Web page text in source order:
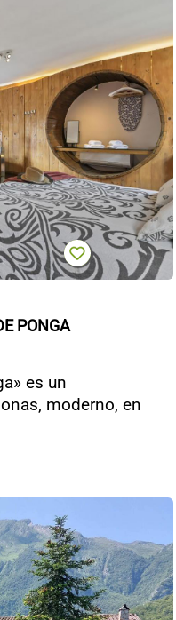
PONGA
es un
moderno, en